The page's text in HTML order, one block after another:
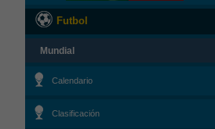
Futbol
Mundial
Calendario
Clasificación